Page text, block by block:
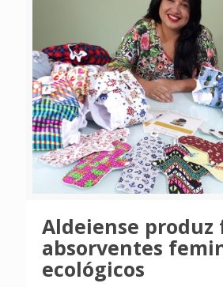
Aldeiense produz
absorventes
ecológicos